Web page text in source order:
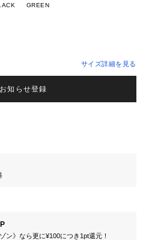
GREEN
サイズ詳細を見る
知らせ登録
ン》なら更に¥100につき1pt還元！